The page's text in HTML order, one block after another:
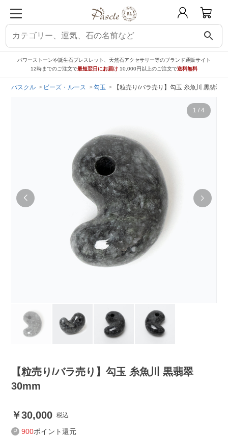
search
パワーストーンや誕生石ブレスレット、天然石アクセサリー等のブランド通販サイト
12時までのご注文で最短翌日にお届け 10,000円以上のご注文で送料無料
パスクル ビーズ・ルース 勾玉 【粒売り/バラ売り】勾玉 糸魚川 黒翡翠
1 / 4
【粒売り/バラ売り】勾玉 糸魚川 黒翡翠
30mm
30,000 税込
900ポイント還元